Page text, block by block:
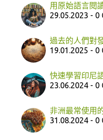
用原始語言閱
29.05.2023 - 0
過去的人們對
19.01.2025 - 0
快速學習印尼
23.06.2024 - 0
非洲最常使用
31.08.2024 - 0